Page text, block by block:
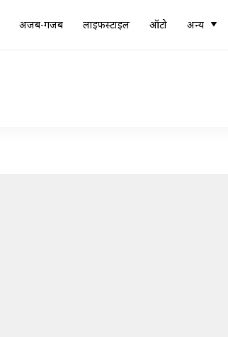
अजब-गजब लाइफस्टाइल ऑटो अन्य